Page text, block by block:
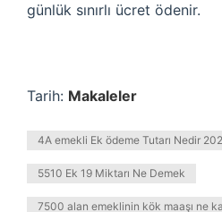
günlük sınırlı ücret ödenir.
Tarih: Makaleler
4A emekli Ek ödeme Tutarı Nedir
5510 Ek 19 Miktarı Ne Demek
7500 alan emeklinin kök maaşı ne